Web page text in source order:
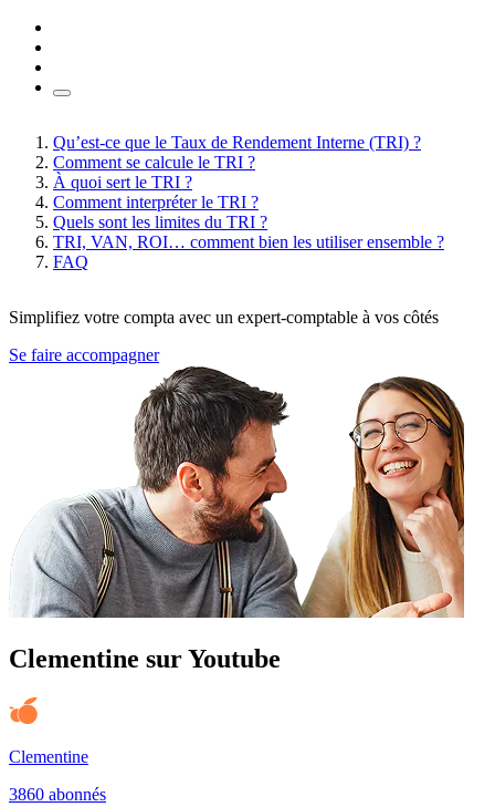
Qu’est-ce que le Taux de Rendement Interne (TRI) ?
Comment se calcule le TRI ?
À quoi sert le TRI ?
Comment interpréter le TRI ?
Quels sont les limites du TRI ?
TRI, VAN, ROI… comment bien les utiliser ensemble ?
FAQ
Simplifiez votre compta avec un expert-comptable à vos côtés
Se faire accompagner
Clementine sur Youtube
Clementine
3860 abonnés